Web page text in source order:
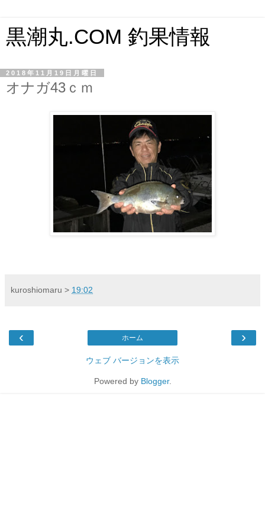
黒潮丸.COM 釣果情報
2018年11月19日月曜日
オナガ43ｃｍ
kuroshiomaru > 19:02
‹ ›
ホーム
ウェブ バージョンを表示
Powered by Blogger.